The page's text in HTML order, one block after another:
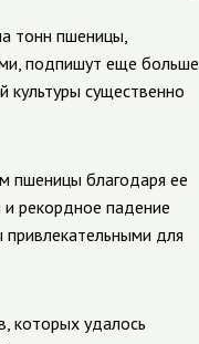
тонн пшеницы,
подпишут еще больше
культуры существенно
пшеницы благодаря ее
рекордное падение
для
которых удалось